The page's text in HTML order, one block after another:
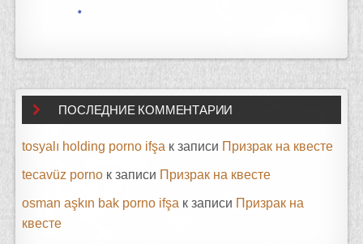
ПОСЛЕДНИЕ КОММЕНТАРИИ
tosyalı holding porno ifşa к записи Призрак на квесте
tecavüz porno к записи Призрак на квесте
osman aşkın bak porno ifşa к записи Призрак на
квесте